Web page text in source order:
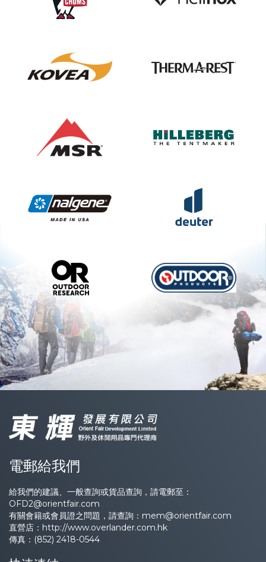
電郵給我們
給我們的建議、一般查詢或貨品查詢，請電郵至：
OFD2@orientfair.com
有關會籍或會員證之問題，請查詢： mem@orientfair.com
直營店： http://www.overlander.com.hk
傳真：(852) 2418-0544